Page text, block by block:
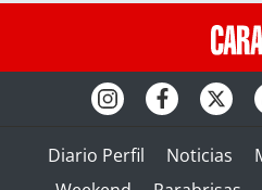
Diario Perfil Noticias